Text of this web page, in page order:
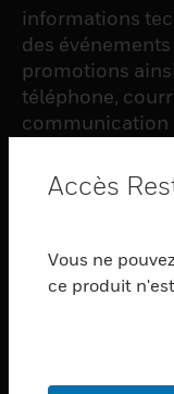
informations
des
promotions
téléphone,
communication
PRODUCTS
toggle view
Accès
Vous ne
ce produit